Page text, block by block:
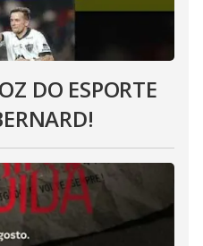
DO ESPORTE